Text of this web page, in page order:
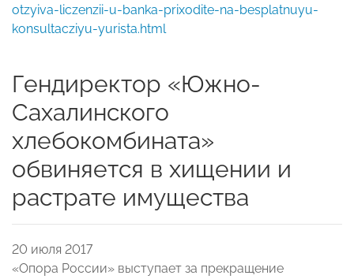
otzyiva-liczenzii-u-banka-prixodite-na-besplatnuyu-
konsultacziyu-yurista.html
Гендиректор «Южно-
Сахалинского
хлебокомбината»
обвиняется в хищении и
растрате имущества
20 июля 2017
«Опора России» выступает за прекращение